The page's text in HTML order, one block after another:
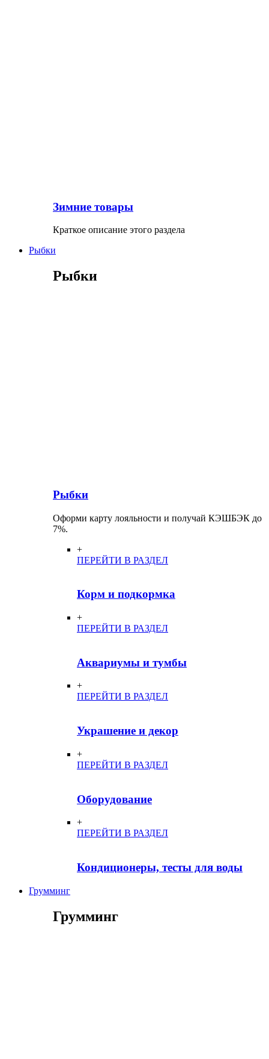
Зимние товары
Краткое описание этого раздела
Рыбки
Рыбки
Рыбки
Оформи карту лояльности и получай КЭШБЭК до
7%.
+
ПЕРЕЙТИ В РАЗДЕЛ
Корм и подкормка
+
ПЕРЕЙТИ В РАЗДЕЛ
Аквариумы и тумбы
+
ПЕРЕЙТИ В РАЗДЕЛ
Украшение и декор
+
ПЕРЕЙТИ В РАЗДЕЛ
Оборудование
+
ПЕРЕЙТИ В РАЗДЕЛ
Кондиционеры, тесты для воды
Грумминг
Грумминг